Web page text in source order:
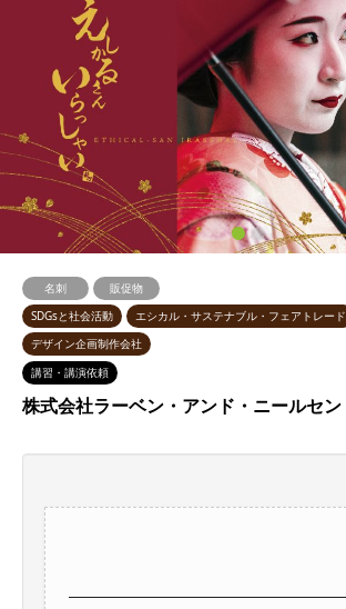
名刺
販促物
SDGsと社会活動
エシカル・サステナブル・フェアトレード
デザイン企画制作会社
講習・講演依頼
株式会社ラーベン・アンド・ニールセン